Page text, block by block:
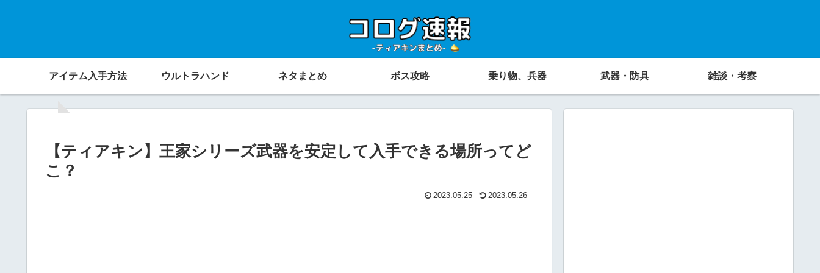
アイテム入手方法 ウルトラハンド ネタまとめ ボス攻略 乗り物、兵器 武器・防具 雑談・考察
【ティアキン】王家シリーズ武器を安定して入手できる場所ってど
こ？
2023.05.25 2023.05.26